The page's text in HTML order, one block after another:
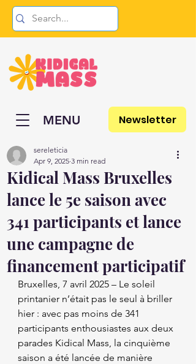
MENU Newsletter
Kidical Mass Bruxelles
lance le 5e saison avec
341 participants et lance
une campagne de
financement participatif
sereleticia
Apr 9, 2025 3 min read
Bruxelles, 7 avril 2025 – Le soleil
printanier n’était pas le seul à briller
hier : avec pas moins de 341
participants enthousiastes aux deux
parades Kidical Mass, la cinquième
saison a été lancée de manière